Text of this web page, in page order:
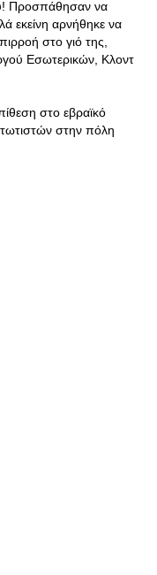
Προσπάθησαν να
εκείνη αρνήθηκε να
στο γιό της,
Εσωτερικών, Κλοντ
στο εβραϊκό
στην πόλη